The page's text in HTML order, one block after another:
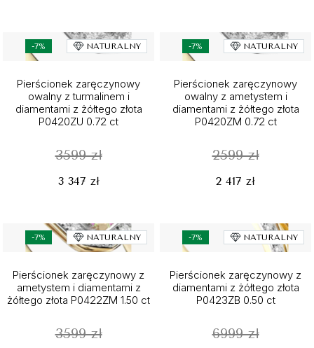
-7% NATURALNY
Pierścionek zaręczynowy
owalny z turmalinem i
diamentami z żółtego złota
P0420ZU 0.72 ct
3599 zł
3 347 zł
-7% NATURALNY
Pierścionek zaręczynowy
owalny z ametystem i
diamentami z żółtego złota
P0420ZM 0.72 ct
2599 zł
2 417 zł
-7% NATURALNY
Pierścionek zaręczynowy z
ametystem i diamentami z
żółtego złota P0422ZM 1.50 ct
3599 zł
-7% NATURALNY
Pierścionek zaręczynowy z
diamentami z żółtego złota
P0423ZB 0.50 ct
6999 zł